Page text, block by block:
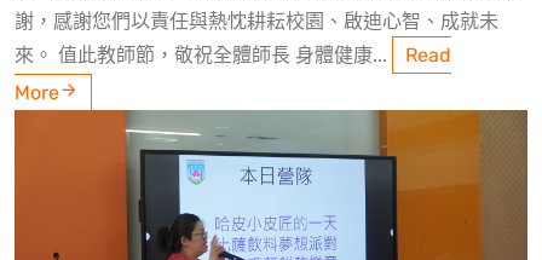
謝，感謝您們以責任與熱忱耕耘校園、啟迪心智、成就未
來。 值此教師節，敬祝全體師長 身體健康...
Read
More